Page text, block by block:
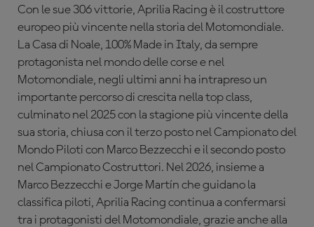
Con le sue 306 vittorie, Aprilia Racing è il costruttore
europeo più vincente nella storia del Motomondiale.
La Casa di Noale, 100% Made in Italy, da sempre
protagonista nel mondo delle corse e nel
Motomondiale, negli ultimi anni ha intrapreso un
importante percorso di crescita nella top class,
culminato nel 2025 con la stagione più vincente della
sua storia, chiusa con il terzo posto nel Campionato del
Mondo Piloti con Marco Bezzecchi e il secondo posto
nel Campionato Costruttori. Nel 2026, insieme a
Marco Bezzecchi e Jorge Martín che guidano la
classifica piloti, Aprilia Racing continua a confermarsi
tra i protagonisti del Motomondiale, grazie anche alla